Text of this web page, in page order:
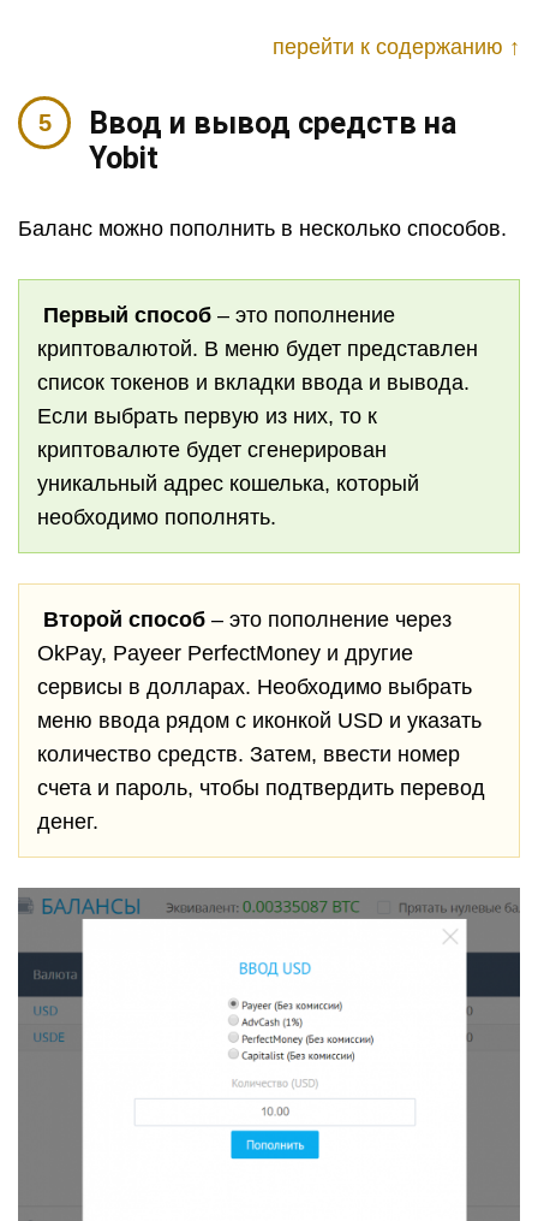
перейти к содержанию ↑
Ввод и вывод средств на
Yobit
Баланс можно пополнить в несколько способов.
Первый способ – это пополнение
криптовалютой. В меню будет представлен
список токенов и вкладки ввода и вывода.
Если выбрать первую из них, то к
криптовалюте будет сгенерирован
уникальный адрес кошелька, который
необходимо пополнять.
Второй способ – это пополнение через
OkPay, Payeer PerfectMoney и другие
сервисы в долларах. Необходимо выбрать
меню ввода рядом с иконкой USD и указать
количество средств. Затем, ввести номер
счета и пароль, чтобы подтвердить перевод
денег.